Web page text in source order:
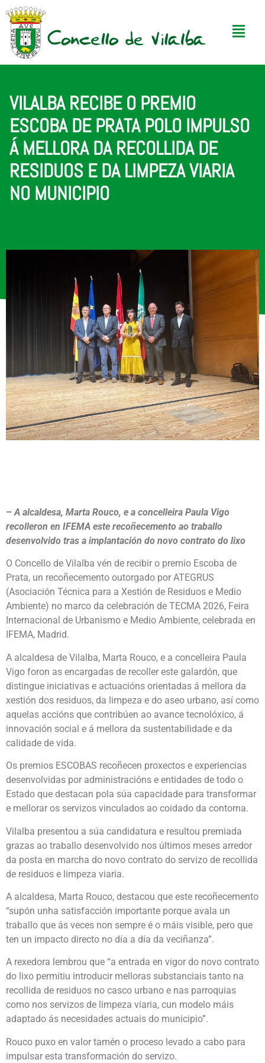
VILALBA RECIBE O PREMIO
ESCOBA DE PRATA POLO IMPULSO
Á MELLORA DA RECOLLIDA DE
RESIDUOS E DA LIMPEZA VIARIA
NO MUNICIPIO
–A alcaldesa, Marta Rouco, e a concelleira Paula Vigo
recolleron en IFEMA este recoñecemento ao traballo
desenvolvido tras a implantación do novo contrato do lixo
O Concello de Vilalba vén de recibir o premio Escoba de
Prata, un recoñecemento outorgado por ATEGRUS
(Asociación Técnica para a Xestión de Residuos e Medio
Ambiente) no marco da celebración de TECMA 2026, Feira
Internacional de Urbanismo e Medio Ambiente, celebrada en
IFEMA, Madrid.
A alcaldesa de Vilalba, Marta Rouco, e a concelleira Paula
Vigo foron as encargadas de recoller este galardón, que
distingue iniciativas e actuacións orientadas á mellora da
xestión dos residuos, da limpeza e do aseo urbano, así como
aquelas accións que contribúen ao avance tecnolóxico, á
innovación social e á mellora da sustentabilidade e da
calidade de vida.
Os premios ESCOBAS recoñecen proxectos e experiencias
desenvolvidas por administracións e entidades de todo o
Estado que destacan pola súa capacidade para transformar
e mellorar os servizos vinculados ao coidado da contorna.
Vilalba presentou a súa candidatura e resultou premiada
grazas ao traballo desenvolvido nos últimos meses arredor
da posta en marcha do novo contrato do servizo de recollida
de residuos e limpeza viaria.
A alcaldesa, Marta Rouco, destacou que este recoñecemento
“supón unha satisfacción importante porque avala un
traballo que ás veces non sempre é o máis visible, pero que
ten un impacto directo no día a día da veciñanza”.
A rexedora lembrou que “a entrada en vigor do novo contrato
do lixo permitiu introducir melloras substanciais tanto na
recollida de residuos no casco urbano e nas parroquias
como nos servizos de limpeza viaria, cun modelo máis
adaptado ás necesidades actuais do municipio”.
Rouco puxo en valor tamén o proceso levado a cabo para
impulsar esta transformación do servizo.